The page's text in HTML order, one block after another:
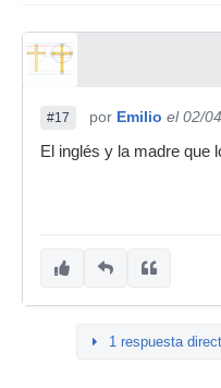
#17 por Emilio el 02/
El inglés y la madre que
1 respuesta